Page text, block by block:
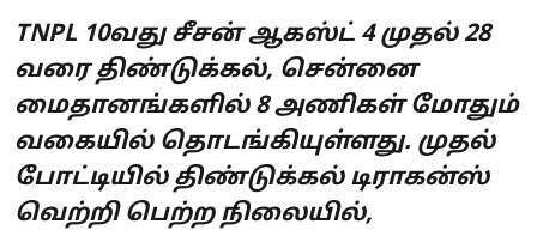
TNPL 10வது சீசன் ஆகஸ்ட் 4 முதல் 28
வரை திண்டுக்கல், சென்னை
மைதானங்களில் 8 அணிகள் மோதும்
வகையில் தொடங்கியுள்ளது. முதல்
போட்டியில் திண்டுக்கல் டிராகன்ஸ்
வெற்றி பெற்ற நிலையில்,